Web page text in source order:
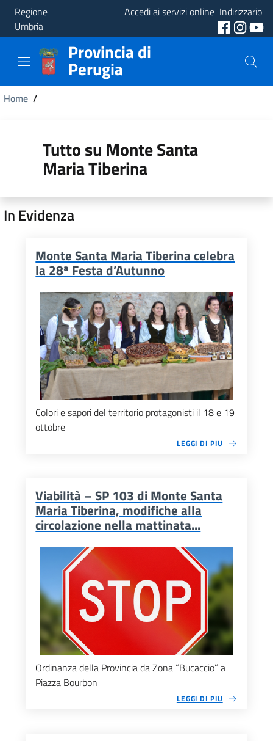
Regione
Umbria
Accedi ai servizi online Indirizzario
Provincia
Aree
Tematiche
Provincia di
Perugia
Briciole
pane
Home /
Tutto su Monte Santa
Maria Tiberina
In Evidenza
Monte Santa Maria Tiberina celebra
la 28ª Festa d’Autunno
Colori e sapori del territorio protagonisti il 18 e 19
ottobre
LEGGI DI PIU
Viabilità – SP 103 di Monte Santa
Maria Tiberina, modifiche alla
circolazione nella mattinata...
Ordinanza della Provincia da Zona “Bucaccio” a
Piazza Bourbon
LEGGI DI PIU